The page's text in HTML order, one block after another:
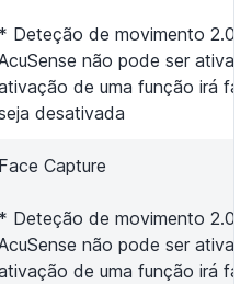
* Deteção de movimento 2.0,
não pode ser
de uma função irá
desativada
Face Capture
* Deteção de movimento 2.0,
não pode ser
de uma função irá